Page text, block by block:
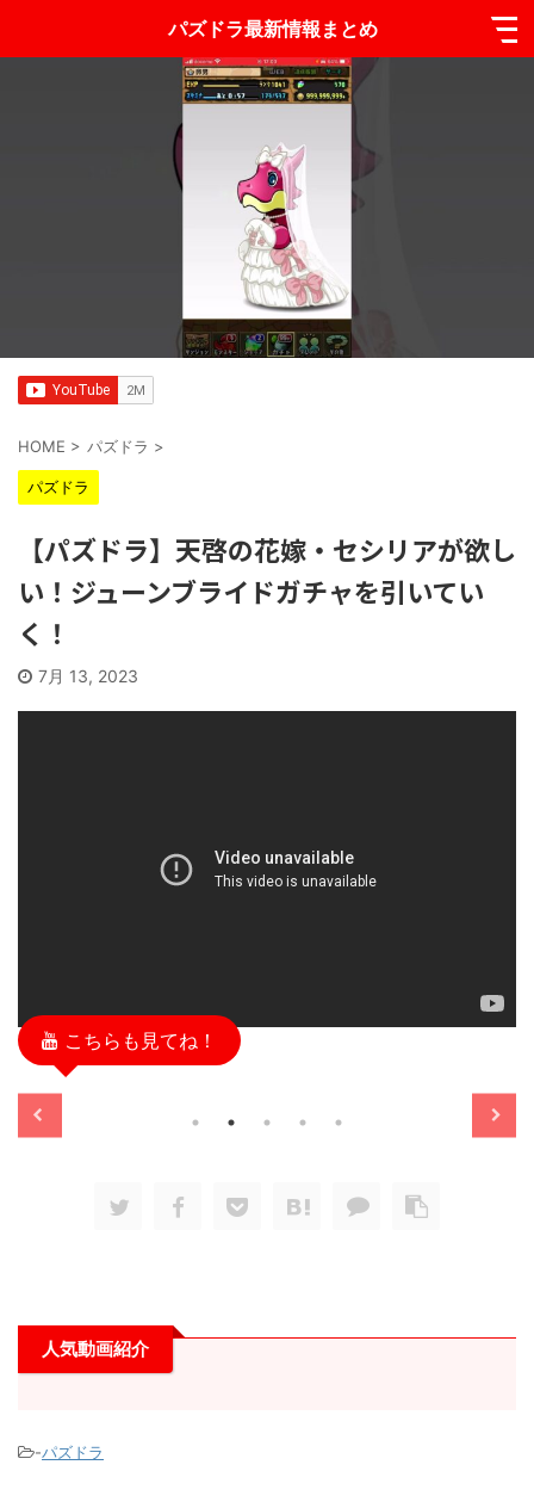
パズドラ最新情報まとめ
HOME > パズドラ >
パズドラ
【パズドラ】天啓の花嫁・セシリアが欲し
い！ジューンブライドガチャを引いてい
く！
7月 13, 2023
こちらも見てね！
11/13
人気動画紹介
-パズドラ